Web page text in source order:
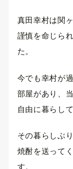
真田幸村は関
謹慎を命じら
た。
今でも幸村が
部屋があり、
自由に暮らし
その暮らしぶ
焼酎を送って
す。